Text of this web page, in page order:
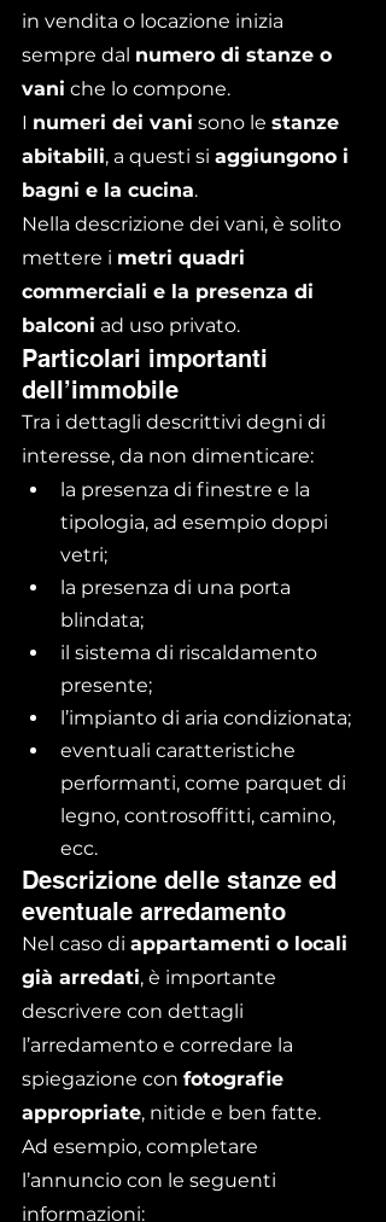
in vendita o locazione inizia
sempre dal numero di stanze o
vani che lo compone.
I numeri dei vani sono le stanze
abitabili, a questi si aggiungono i
bagni e la cucina.
Nella descrizione dei vani, è solito
mettere i metri quadri
commerciali e la presenza di
balconi ad uso privato.
Particolari importanti
dell’immobile
Tra i dettagli descrittivi degni di
interesse, da non dimenticare:
la presenza di finestre e la
tipologia, ad esempio doppi
vetri;
la presenza di una porta
blindata;
il sistema di riscaldamento
presente;
l’impianto di aria condizionata;
eventuali caratteristiche
performanti, come parquet di
legno, controsoffitti, camino,
ecc.
Descrizione delle stanze ed
eventuale arredamento
Nel caso di appartamenti o locali
già arredati, è importante
descrivere con dettagli
l’arredamento e corredare la
spiegazione con fotografie
appropriate, nitide e ben fatte.
Ad esempio, completare
l’annuncio con le seguenti
informazioni: